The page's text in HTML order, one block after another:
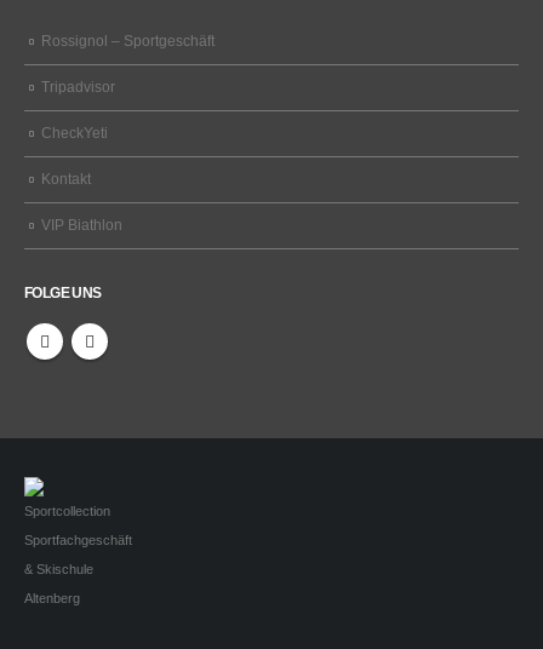
Rossignol – Sportgeschäft
Tripadvisor
CheckYeti
Kontakt
VIP Biathlon
FOLGE UNS